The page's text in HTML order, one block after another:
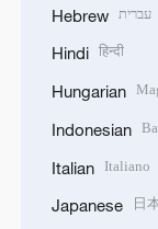
Hebrew עברית
Hindi हिन्दी
Hungarian
Indonesian
Italian Italiano
Japanese 日